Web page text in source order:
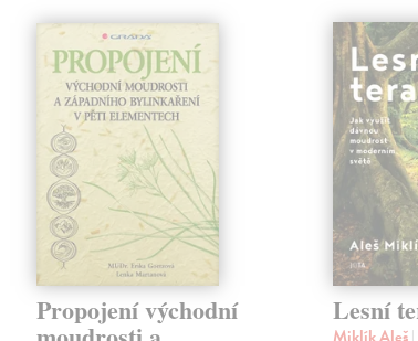
Propojení východní Lesní